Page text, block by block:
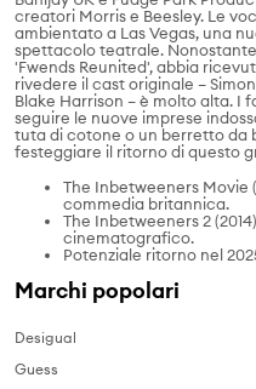
creatori Morris e Beesley. Le
ambientato a Las Vegas, una
spettacolo teatrale.
'Fwends Reunited', abbia
rivedere il cast originale –
Blake Harrison – è molto alta. I
seguire le nuove imprese
tuta di cotone o un berretto da
festeggiare il ritorno di questo
The Inbetweeners Movie
commedia britannica.
The Inbetweeners 2
cinematografico.
Potenziale ritorno nel
Marchi popolari
Desigual
Guess